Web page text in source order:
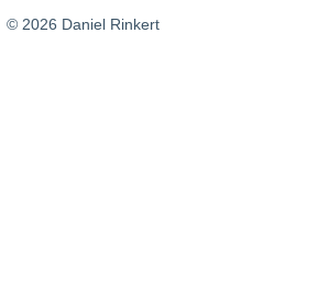
© 2026 Daniel Rinkert